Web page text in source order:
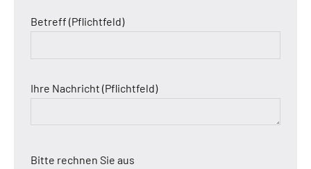
Betreff (Pflichtfeld)
Ihre Nachricht (Pflichtfeld)
Bitte rechnen Sie aus